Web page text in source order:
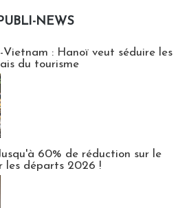
NEWS
: Hanoï veut séduire les
du tourisme
60% de réduction sur le
les départs 2026 !